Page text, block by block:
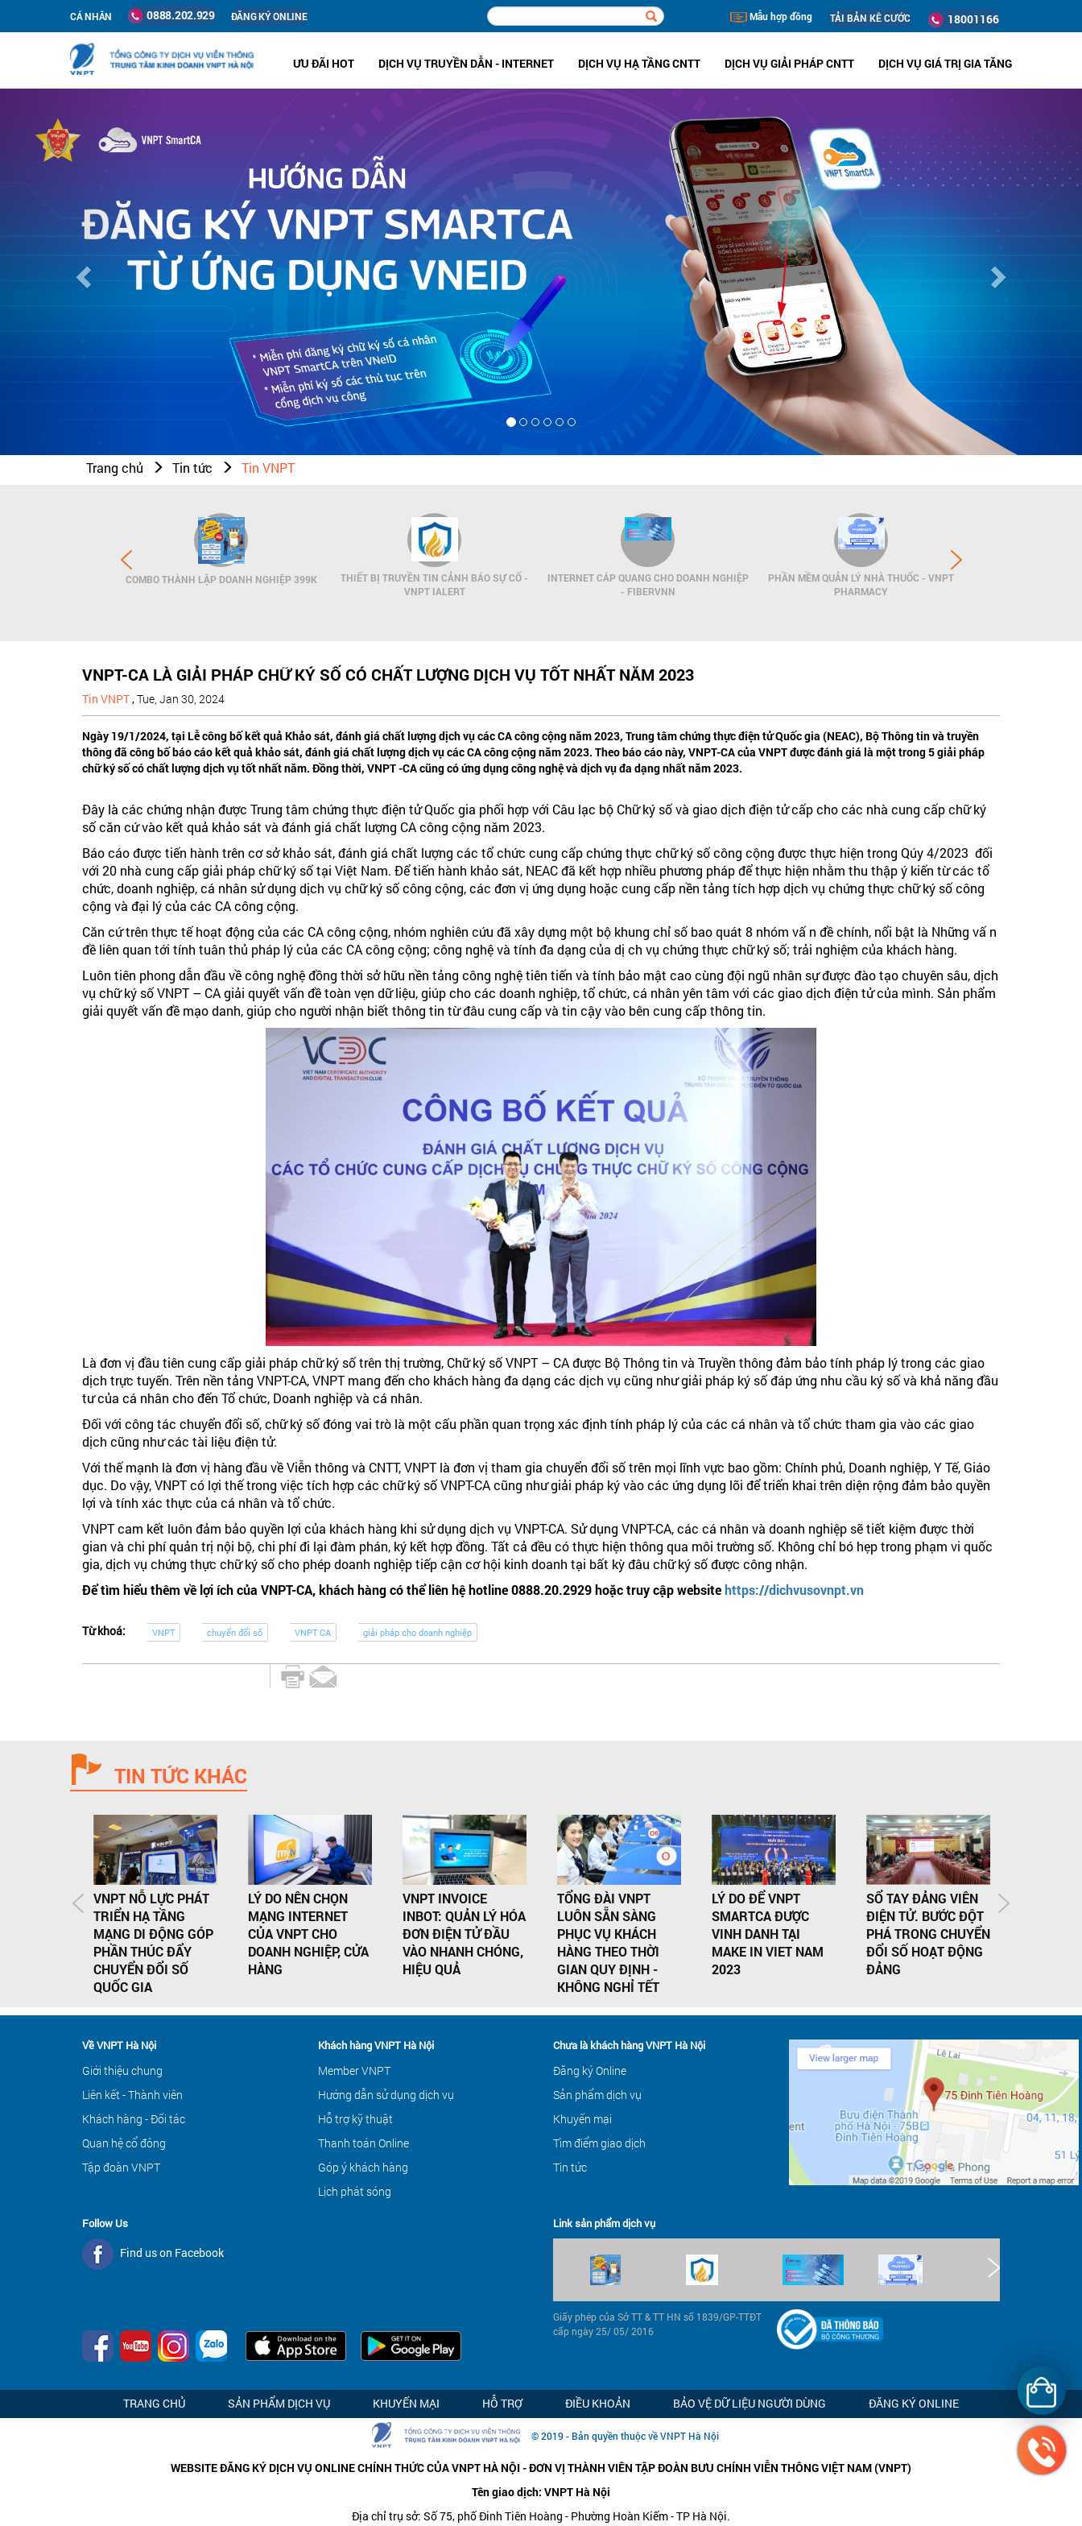
CÁ NHÂN 0888.202.929 ĐĂNG KÝ ONLINE Mẫu hợp đồng TẢI BẢN KÊ CƯỚC 18001166
ƯU ĐÃI HOT DỊCH VỤ TRUYỀN DẪN - INTERNET DỊCH VỤ HẠ TẦNG CNTT DỊCH VỤ GIẢI PHÁP CNTT DỊCH VỤ GIÁ TRỊ GIA TĂNG
Trang chủ Tin tức Tin VNPT
COMBO THÀNH LẬP DOANH NGHIỆP 399K
THIẾT BỊ TRUYỀN TIN CẢNH BÁO SỰ CỐ -
VNPT IALERT
INTERNET CÁP QUANG CHO DOANH NGHIỆP
- FIBERVNN
PHẦN MỀM QUẢN LÝ NHÀ THUỐC - VNPT
PHARMACY
VNPT-CA LÀ GIẢI PHÁP CHỮ KÝ SỐ CÓ CHẤT LƯỢNG DỊCH VỤ TỐT NHẤT NĂM 2023
Tin VNPT,Tue, Jan 30, 2024
Ngày 19/1/2024, tại Lễ công bố kết quả Khảo sát, đánh giá chất lượng dịch vụ các CA công cộng năm 2023, Trung tâm chứng thực điện tử Quốc gia (NEAC), Bộ Thông tin và truyền
thông đã công bố báo cáo kết quả khảo sát, đánh giá chất lượng dịch vụ các CA công cộng năm 2023. Theo báo cáo này, VNPT-CA của VNPT được đánh giá là một trong 5 giải pháp
chữ ký số có chất lượng dịch vụ tốt nhất năm. Đồng thời, VNPT -CA cũng có ứng dụng công nghệ và dịch vụ đa dạng nhất năm 2023.
Đây là các chứng nhận được Trung tâm chứng thực điện tử Quốc gia phối hợp với Câu lạc bộ Chữ ký số và giao dịch điện tử cấp cho các nhà cung cấp chữ ký
số căn cứ vào kết quả khảo sát và đánh giá chất lượng CA công cộng năm 2023.
Báo cáo được tiến hành trên cơ sở khảo sát, đánh giá chất lượng các tổ chức cung cấp chứng thực chữ ký số công cộng được thực hiện trong Qúy 4/2023 đối
với 20 nhà cung cấp giải pháp chữ ký số tại Việt Nam. Để tiến hành khảo sát, NEAC đã kết hợp nhiều phương pháp để thực hiện nhằm thu thập ý kiến từ các tổ
chức, doanh nghiệp, cá nhân sử dụng dịch vụ chữ ký số công cộng, các đơn vị ứng dụng hoặc cung cấp nền tảng tích hợp dịch vụ chứng thực chữ ký số công
cộng và đại lý của các CA công cộng.
Căn cứ trên thực tế hoạt động của các CA công cộng, nhóm nghiên cứu đã xây dựng một bộ khung chỉ số bao quát 8 nhóm vấ n đề chính, nổi bật là Những vấ n
đề liên quan tới tính tuân thủ pháp lý của các CA công cộng; công nghệ và tính đa dạng của dị ch vụ chứng thực chữ ký số; trải nghiệm của khách hàng.
Luôn tiên phong dẫn đầu về công nghệ đồng thời sở hữu nền tảng công nghệ tiên tiến và tính bảo mật cao cùng đội ngũ nhân sự được đào tạo chuyên sâu, dịch
vụ chữ ký số VNPT – CA giải quyết vấn đề toàn vẹn dữ liệu, giúp cho các doanh nghiệp, tổ chức, cá nhân yên tâm với các giao dịch điện tử của mình. Sản phẩm
giải quyết vấn đề mạo danh, giúp cho người nhận biết thông tin từ đâu cung cấp và tin cậy vào bên cung cấp thông tin.
Là đơn vị đầu tiên cung cấp giải pháp chữ ký số trên thị trường, Chữ ký số VNPT – CA được Bộ Thông tin và Truyền thông đảm bảo tính pháp lý trong các giao
dịch trực tuyến. Trên nền tảng VNPT-CA, VNPT mang đến cho khách hàng đa dạng các dịch vụ cũng như giải pháp ký số đáp ứng nhu cầu ký số và khả năng đầu
tư của cá nhân cho đến Tổ chức, Doanh nghiệp và cá nhân.
Đối với công tác chuyển đổi số, chữ ký số đóng vai trò là một cấu phần quan trọng xác định tính pháp lý của các cá nhân và tổ chức tham gia vào các giao
dịch cũng như các tài liệu điện tử.
Với thế mạnh là đơn vị hàng đầu về Viễn thông và CNTT, VNPT là đơn vị tham gia chuyển đổi số trên mọi lĩnh vực bao gồm: Chính phủ, Doanh nghiệp, Y Tế, Giáo
dục. Do vậy, VNPT có lợi thế trong việc tích hợp các chữ ký số VNPT-CA cũng như giải pháp ký vào các ứng dụng lõi để triển khai trên diện rộng đảm bảo quyền
lợi và tính xác thực của cá nhân và tổ chức.
VNPT cam kết luôn đảm bảo quyền lợi của khách hàng khi sử dụng dịch vụ VNPT-CA. Sử dụng VNPT-CA, các cá nhân và doanh nghiệp sẽ tiết kiệm được thời
gian và chi phí quản trị nội bộ, chi phí đi lại đàm phán, ký kết hợp đồng. Tất cả đều có thực hiện thông qua môi trường số. Không chỉ bó hẹp trong phạm vi quốc
gia, dịch vụ chứng thực chữ ký số cho phép doanh nghiệp tiếp cận cơ hội kinh doanh tại bất kỳ đâu chữ ký số được công nhận.
Để tìm hiểu thêm về lợi ích của VNPT-CA, khách hàng có thể liên hệ hotline 0888.20.2929 hoặc truy cập websitehttps://dichvusovnpt.vn
Từ khoá: VNPT chuyển đổi số VNPT CA giải pháp cho doanh nghiệp
TIN TỨC KHÁC
VNPT NỖ LỰC PHÁT
TRIỂN HẠ TẦNG
MẠNG DI ĐỘNG GÓP
PHẦN THÚC ĐẨY
CHUYỂN ĐỔI SỐ
QUỐC GIA
LÝ DO NÊN CHỌN
MẠNG INTERNET
CỦA VNPT CHO
DOANH NGHIỆP, CỬA
HÀNG
VNPT INVOICE
INBOT: QUẢN LÝ HÓA
ĐƠN ĐIỆN TỬ ĐẦU
VÀO NHANH CHÓNG,
HIỆU QUẢ
TỔNG ĐÀI VNPT
LUÔN SẴN SÀNG
PHỤC VỤ KHÁCH
HÀNG THEO THỜI
GIAN QUY ĐỊNH -
KHÔNG NGHỈ TẾT
LÝ DO ĐỂ VNPT
SMARTCA ĐƯỢC
VINH DANH TẠI
MAKE IN VIET NAM
2023
SỔ TAY ĐẢNG VIÊN
ĐIỆN TỬ. BƯỚC ĐỘT
PHÁ TRONG CHUYỂN
ĐỔI SỐ HOẠT ĐỘNG
ĐẢNG
Về VNPT Hà Nội
Giới thiệu chung
Liên kết - Thành viên
Khách hàng - Đối tác
Quan hệ cổ đông
Tập đoàn VNPT
Khách hàng VNPT Hà Nội
Member VNPT
Hướng dẫn sử dụng dịch vụ
Hỗ trợ kỹ thuật
Thanh toán Online
Góp ý khách hàng
Lịch phát sóng
Chưa là khách hàng VNPT Hà Nội
Đăng ký Online
Sản phẩm dịch vụ
Khuyến mại
Tìm điểm giao dịch
Tin tức
Link sản phẩm dịch vụ
Giấy phép của Sở TT & TT HN số 1839/GP-TTĐT
cấp ngày 25/ 05/ 2016
Follow Us
Find us on Facebook
TRANG CHỦ SẢN PHẨM DỊCH VỤ KHUYẾN MẠI HỖ TRỢ ĐIỀU KHOẢN BẢO VỆ DỮ LIỆU NGƯỜI DÙNG ĐĂNG KÝ ONLINE
© 2019 - Bản quyền thuộc về VNPT Hà Nội
WEBSITE ĐĂNG KÝ DỊCH VỤ ONLINE CHÍNH THỨC CỦA VNPT HÀ NỘI - ĐƠN VỊ THÀNH VIÊN TẬP ĐOÀN BƯU CHÍNH VIỄN THÔNG VIỆT NAM (VNPT)
Tên giao dịch: VNPT Hà Nội
Địa chỉ trụ sở: Số 75, phố Đinh Tiên Hoàng - Phường Hoàn Kiếm - TP Hà Nội.